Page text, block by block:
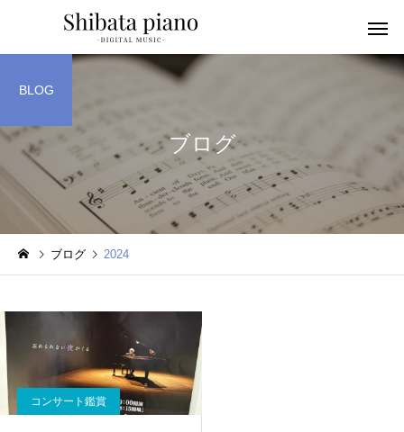
幼児音感レッスン
小・中・高・
ッスン
ピアノを教える人へ
ブログ
BLOG
ブログ 2024
コンサート鑑賞